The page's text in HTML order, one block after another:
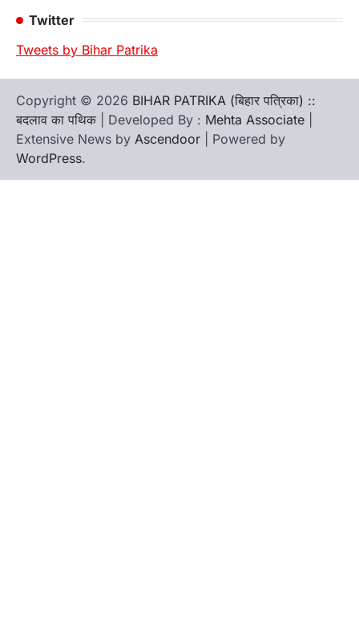
Twitter
Tweets by Bihar Patrika
Copyright © 2026 BIHAR PATRIKA (बिहार पत्रिका) ::
बदलाव का पथिक | Developed By : Mehta Associate
Extensive News by Ascendoor | Powered by
WordPress.